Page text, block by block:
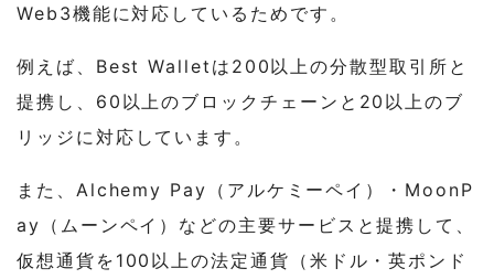
Web3機能に対応しているためです。
例えば、Best Walletは200以上の分散型取引所と
提携し、60以上のブロックチェーンと20以上のブ
リッジに対応しています。
また、Alchemy Pay（アルケミーペイ）・MoonP
ay（ムーンペイ）などの主要サービスと提携して、
仮想通貨を100以上の法定通貨（米ドル・英ポンド